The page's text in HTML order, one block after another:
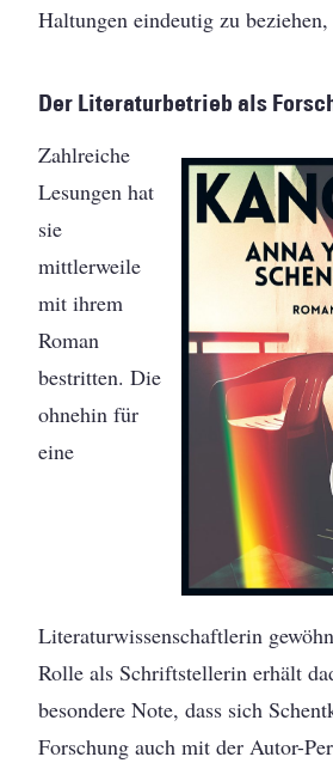
Haltungen eindeutig zu beziehen,
Der Literaturbetrieb als
Zahlreiche
Lesungen hat
sie
mittlerweile
mit ihrem
Roman
bestritten. Die
ohnehin für
eine
Literaturwissenschaftlerin
Rolle als Schriftstellerin erhält
besondere Note, dass sich
Forschung auch mit der Autor-